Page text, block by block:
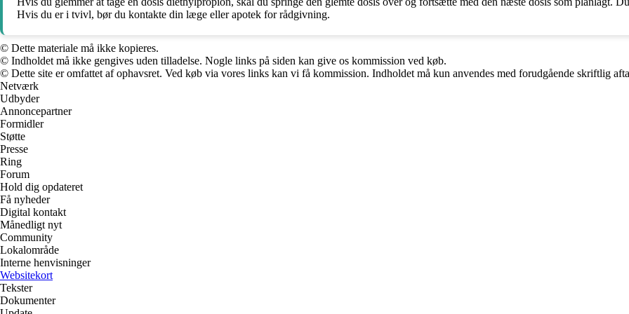
Hvis du er i tvivl, bør du kontakte din læge eller apotek for rådgivning.
© Dette materiale må ikke kopieres.
© Indholdet må ikke gengives uden tilladelse. Nogle links på siden kan give os kommission ved køb.
© Dette site er omfattet af ophavsret. Ved køb via vores links kan vi få kommission. Indholdet må kun anvendes med forudgående skriftlig
Netværk
Udbyder
Annoncepartner
Formidler
Støtte
Presse
Ring
Forum
Hold dig opdateret
Få nyheder
Digital kontakt
Månedligt nyt
Community
Lokalområde
Interne henvisninger
Websitekort
Tekster
Dokumenter